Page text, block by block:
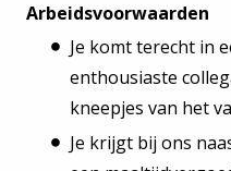
Arbeidsvoorwaarden
Je komt terecht in
enthousiaste
kneepjes van het
Je krijgt bij ons